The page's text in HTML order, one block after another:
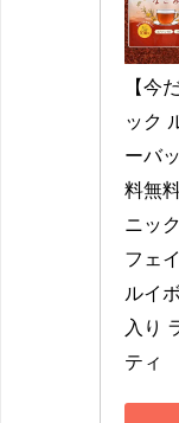
【今
ック
ーバ
料無
ニッ
フェ
ルイ
入り
ティ